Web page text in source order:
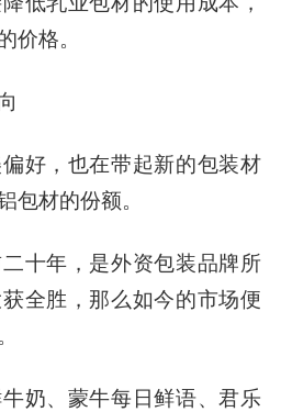
价格。
好，也在带起新的包装材
包材的份额。
十年，是外资包装品牌所
全胜，那么如今的市场便
奶、蒙牛每日鲜语、君乐